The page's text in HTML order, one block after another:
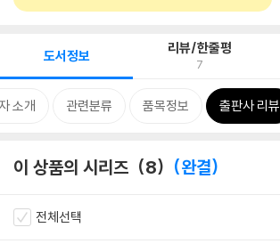
도서정보 리뷰/한줄평
7
소개 관련분류 품목정보 출판사 리뷰
이 상품의 시리즈 8 완결
전체선택